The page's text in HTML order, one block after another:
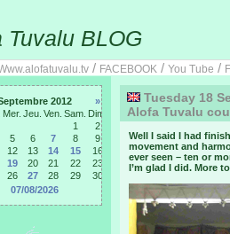
Tuvalu BLOG
/ FACEBOOK / You Tube /
2012
»
Mer. Jeu. Ven. Sam. Dim.
1
2
5 6 7 8
9
12 13 14 15
16
19 20 21 22
23
26 27 28 29
30
07/08/2026
Tuesday 18
Alofa Tuvalu
Well I said I had
movement and
ever seen – ten or
I’m glad I did. More